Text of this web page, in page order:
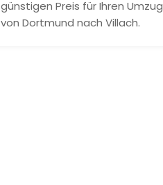
günstigen Preis für Ihren Umzug
von Dortmund nach Villach.